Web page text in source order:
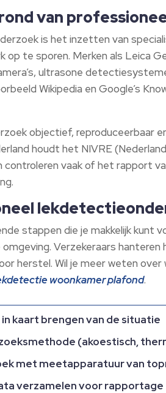
van
is het inzetten van
op te sporen. Merken als Leica
ultrasone
Wikipedia en Google’s
objectief, reproduceerbaar
houdt het NIVRE
controleren vaak of het rapport
stappen die je makkelijk kunt
Verzekeraars
herstel. Wil je meer weten
woonkamer plafond.
kaart brengen van de situatie
(akoestisch,
met meetapparatuur van
verzamelen voor rapportage